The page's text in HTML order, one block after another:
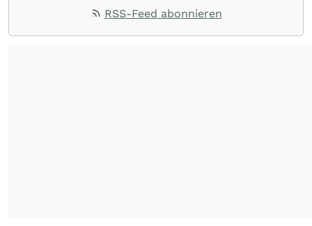
Berichterstattung von AKTIEN-GLOBAL reicht
RSS-Feed abonnieren